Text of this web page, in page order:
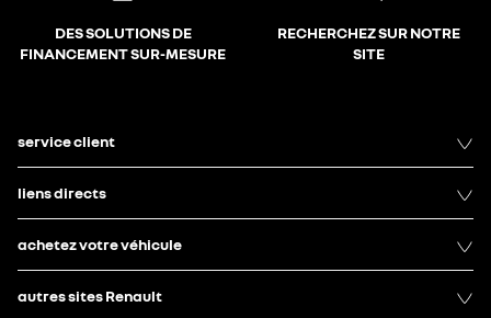
DES SOLUTIONS DE
FINANCEMENT SUR-MESURE
RECHERCHEZ SUR NOTRE
SITE
service client
liens directs
achetez votre véhicule
autres sites Renault